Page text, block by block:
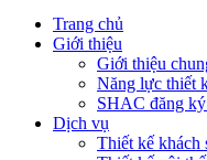
Trang chủ
Giới thiệu
Giới thiệu
Năng lực thiết
SHAC đăng
Dịch vụ
Thiết kế khách